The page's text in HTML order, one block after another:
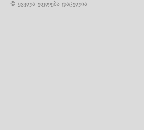
© ყველა უფლება დაცულია